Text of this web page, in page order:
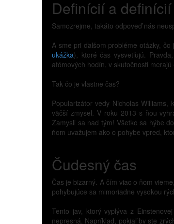
Definícií a definícií
Samozrejme, takáto odpoveď nás
A sme pri ďalšom probléme otázky,
ukážka), ktoré čas vysvetľujú.
atómových hodín, v skutočnosti
Tak čo je vlastne čas?
Popularizátor vedy Nicholas
väčší zmysel. V roku 2013 s ňou
Zamysli sa nad tým! Všetko sa hýbe
ňom uvažujem ako o pohybe vpred,
Čudesný čas
Čas je bizarný. A čím viac o ňom
pohybujúce sa mimoriadne vysokou
Tento jav, ktorý vyplýva z
nepresná. Napríklad, pokiaľ by ste